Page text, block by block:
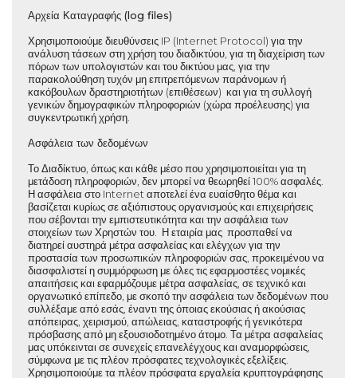
Αρχεία Καταγραφής (log files)
Χρησιμοποιούμε διευθύνσεις IP (Internet Protocol) για την
ανάλυση τάσεων στη χρήση του διαδικτύου, για τη διαχείριση των
πόρων των υπολογιστών και του δικτύου μας, για την
παρακολούθηση τυχόν μη επιτρεπόμενων παράνομων ή
κακόβουλων δραστηριοτήτων (επιθέσεων) και για τη συλλογή
γενικών δημογραφικών πληροφοριών (χώρα προέλευσης) για
συγκεντρωτική χρήση.
Ασφάλεια των δεδομένων
Το Διαδίκτυο, όπως και κάθε μέσο που χρησιμοποιείται για τη
μετάδοση πληροφοριών, δεν μπορεί να θεωρηθεί 100% ασφαλές.
Η ασφάλεια στο Internet αποτελεί ένα ευαίσθητο θέμα και
βασίζεται κυρίως σε αξιόπιστους οργανισμούς και επιχειρήσεις
που σέβονται την εμπιστευτικότητα και την ασφάλεια των
στοιχείων των Χρηστών του. Η εταιρία μας προσπαθεί να
διατηρεί αυστηρά μέτρα ασφαλείας και ελέγχων για την
προστασία των προσωπικών πληροφοριών σας, προκειμένου να
διασφαλιστεί η συμμόρφωση με όλες τις εφαρμοστέες νομικές
απαιτήσεις και εφαρμόζουμε μέτρα ασφαλείας, σε τεχνικό και
οργανωτικό επίπεδο, με σκοπό την ασφάλεια των δεδομένων που
συλλέξαμε από εσάς, έναντι της όποιας εκούσιας ή ακούσιας
απόπειρας, χειρισμού, απώλειας, καταστροφής ή γενικότερα
πρόσβασης από μη εξουσιοδοτημένο άτομο. Τα μέτρα ασφαλείας
μας υπόκεινται σε συνεχείς επανελέγχους και αναμορφώσεις,
σύμφωνα με τις πλέον πρόσφατες τεχνολογικές εξελίξεις.
Χρησιμοποιούμε τα πλέον πρόσφατα εργαλεία κρυπτογράφησης